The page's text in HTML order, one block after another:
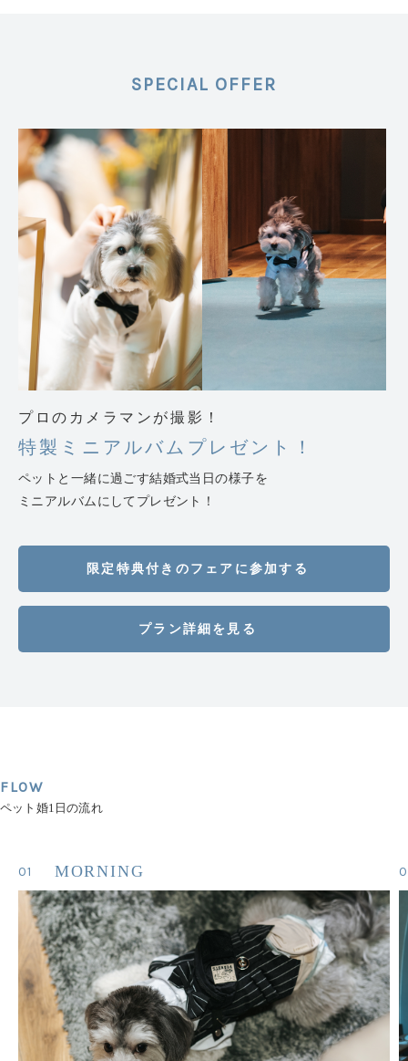
SPECIAL OFFER
プロのカメラマンが撮影！
特製ミニアルバムプレゼント！
ペットと一緒に過ごす結婚式当日の様子を
ミニアルバムにしてプレゼント！
限定特典付きのフェアに参加する
プラン詳細を見る
FLOW
ペット婚1日の流れ
01 MORNING